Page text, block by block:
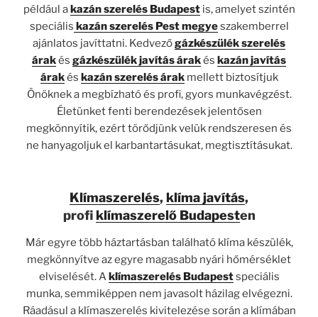
például akazán szerelés Budapestis, amelyet szintén
speciális kazán szerelés Pest megyeszakemberrel
ajánlatos javíttatni. Kedvezőgázkészülék szerelés
árakés gázkészülék javítás árakés kazán javítás
árakés kazán szerelés árakmellett biztosítjuk
Önöknek a megbízható és profi, gyors munkavégzést.
Életünket fenti berendezések jelentősen
megkönnyítik, ezért törődjünk velük rendszeresen és
ne hanyagoljuk el karbantartásukat, megtisztításukat.
Klímaszerelés, klíma javítás,
profi klímaszerelő Budapesten
Már egyre több háztartásban található klíma készülék,
megkönnyítve az egyre magasabb nyári hőmérséklet
elviselését. Aklímaszerelés Budapestspeciális
munka, semmiképpen nem javasolt házilag elvégezni.
Ráadásul a klímaszerelés kivitelezése során a klímában